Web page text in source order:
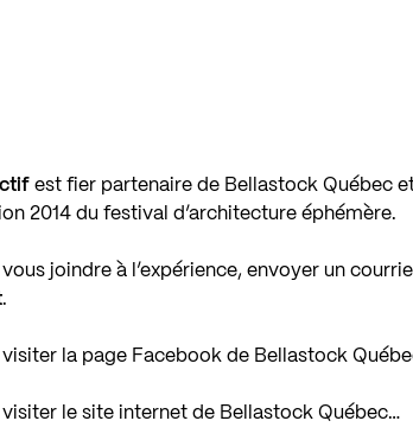
est fier partenaire de Bellastock Québec
2014 du festival d’architecture éphémère.
vous joindre à l’expérience, envoyer un
.
visiter la page Facebook de Bellastock
visiter le site internet de Bellastock Québec…